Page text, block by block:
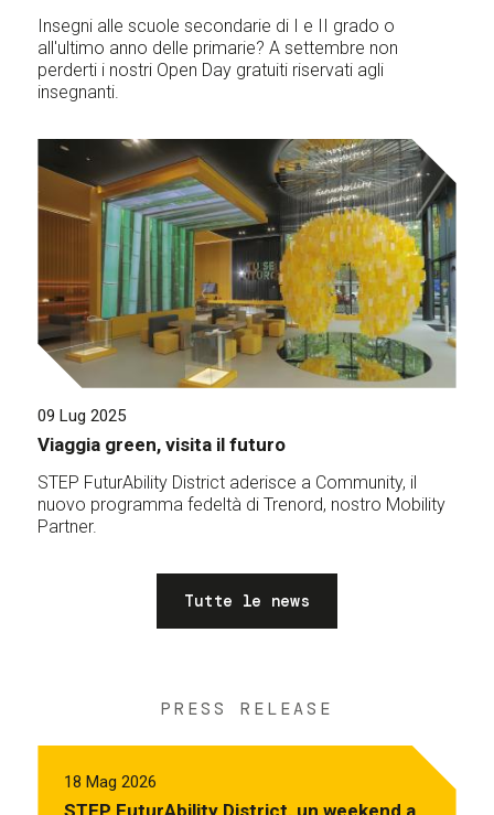
Insegni alle scuole secondarie di I e II grado o
all'ultimo anno delle primarie? A settembre non
perderti i nostri Open Day gratuiti riservati agli
insegnanti.
09 Lug 2025
Viaggia green, visita il futuro
STEP FuturAbility District aderisce a Community, il
nuovo programma fedeltà di Trenord, nostro Mobility
Partner.
Tutte le news
PRESS RELEASE
18 Mag 2026
STEP FuturAbility District, un weekend a